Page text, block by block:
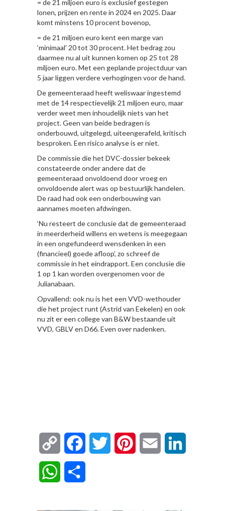
= de 21 miljoen euro is exclusief gestegen
lonen, prijzen en rente in 2024 en 2025. Daar
komt minstens 10 procent bovenop,
= de 21 miljoen euro kent een marge van
‘minimaal’ 20 tot 30 procent. Het bedrag zou
daarmee nu al uit kunnen komen op 25 tot 28
miljoen euro. Met een geplande projectduur van
5 jaar liggen verdere verhogingen voor de hand.
De gemeenteraad heeft weliswaar ingestemd
met de 14 respectievelijk 21 miljoen euro, maar
verder weet men inhoudelijk niets van het
project. Geen van beide bedragen is
onderbouwd, uitgelegd, uiteengerafeld, kritisch
besproken. Een risico analyse is er niet.
De commissie die het DVC-dossier bekeek
constateerde onder andere dat de
gemeenteraad onvoldoend door vroeg en
onvoldoende alert was op bestuurlijk handelen.
De raad had ook een onderbouwing van
aannames moeten afdwingen.
‘Nu resteert de conclusie dat de gemeenteraad
in meerderheid willens en wetens is meegegaan
in een ongefundeerd wensdenken in een
(financieel) goede afloop’, zo schreef de
commissie in het eindrapport. Een conclusie die
1 op 1 kan worden overgenomen voor de
Julianabaan.
Opvallend: ook nu is het een VVD-wethouder
die het project runt (Astrid van Eekelen) en ook
nu zit er een college van B&W bestaande uit
VVD, GBLV en D66. Even over nadenken.
Copy
Link
FacebookTwitter Pinterest Email
WhatsApp